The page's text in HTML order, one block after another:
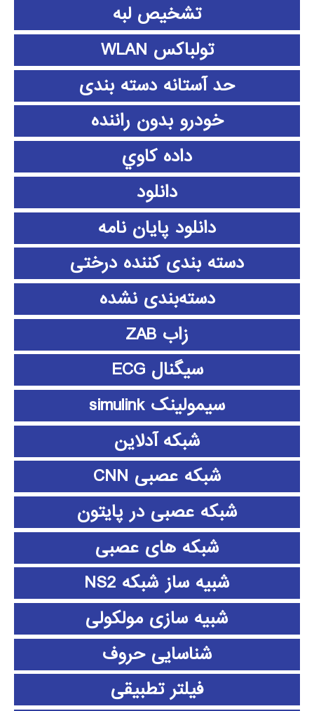
تشخیص لبه
تولباکس WLAN
حد آستانه دسته بندی
خودرو بدون راننده
داده كاوي
دانلود
دانلود پايان نامه
دسته بندی کننده درختی
دسته‌بندی نشده
زاب ZAB
سیگنال ECG
سیمولینک simulink
شبکه آدلاین
شبکه عصبی CNN
شبکه عصبی در پایتون
شبکه های عصبی
شبیه ساز شبکه NS2
شبیه سازی مولکولی
شناسایی حروف
فیلتر تطبیقی